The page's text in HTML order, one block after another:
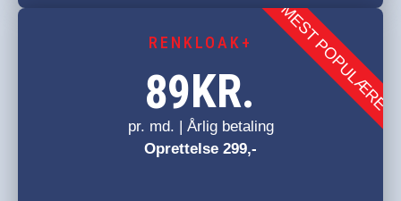
RENKLOAK+
89KR.
pr. md. | Årlig betaling
Oprettelse 299,-
MEST POPULÆRE